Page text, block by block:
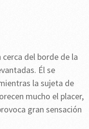
del borde de la
Él se
la sujeta de
mucho el placer,
gran sensación